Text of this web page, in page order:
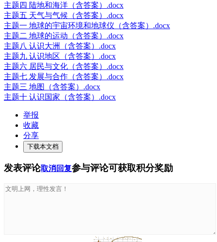
主题四 陆地和海洋（含答案）.docx
主题五 天气与气候（含答案）.docx
主题一 地球的宇宙环境和地球仪（含答案）.docx
主题二 地球的运动（含答案）.docx
主题八 认识大洲（含答案）.docx
主题九 认识地区（含答案）.docx
主题六 居民与文化（含答案）.docx
主题七 发展与合作（含答案）.docx
主题三 地图（含答案）.docx
主题十 认识国家（含答案）.docx
举报
收藏
分享
下载本文档
发表评论取消回复参与评论可获取积分奖励